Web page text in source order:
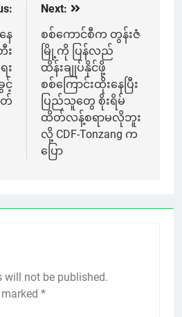
ေ
း
း
င့်
တ်
Next:
စစ်ကောင်စီက တွန်းဇံ
မြို့ကို ပြန်လည်
ထိန်းချုပ်နိုင်ဖို့
စစ်ကြောင်းထိုးနေပြီး
ပြည်သူတွေ စိုးရိမ်
ထိတ်လန့်စရာမလိုဘူး
လို့ CDF-Tonzang က
ပြော
will not be published.
*